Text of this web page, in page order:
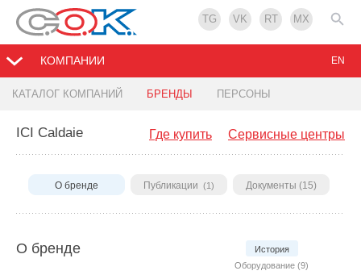
TG VK RT MX
КОМПАНИИ
КАТАЛОГ КОМПАНИЙ БРЕНДЫ ПЕРСОНЫ
EN
Сервисные центры
Где купить
ICI Caldaie
О бренде Публикации (1) Документы (15)
О бренде
История
Оборудование (9)